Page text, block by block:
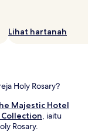
Lihat hartanah
Holy Rosary?
Majestic Hotel
Collection, iaitu
Rosary.